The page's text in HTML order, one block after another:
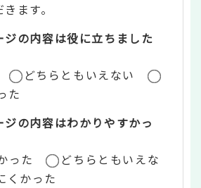
ます。
の内容は役に立ちました
どちらともいえない
た
の内容はわかりやすかっ
った
どちらともいえな
くかった